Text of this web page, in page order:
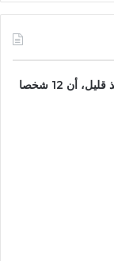
أعلنت إمارة منطقة المدينة المنورة، فى بيان لها منذ قليل، أن 12 شخصا